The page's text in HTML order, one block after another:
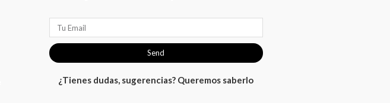
Email
Send
¿Tienes dudas, sugerencias? Queremos saberlo